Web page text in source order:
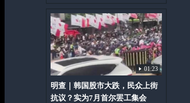
01:23
明查｜韩国股市大跌，民众上街
抗议？实为7月首尔罢工集会